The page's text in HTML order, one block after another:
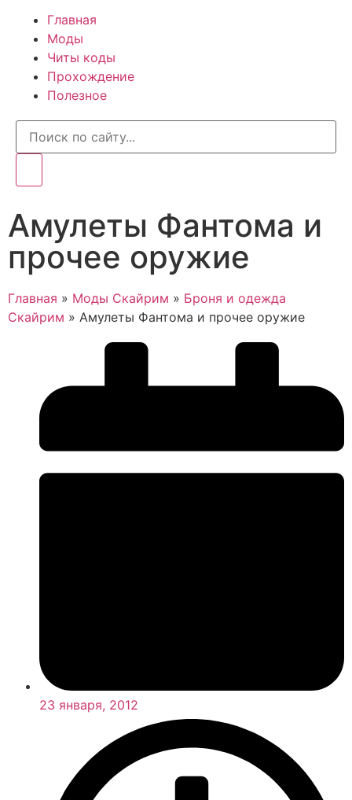
Главная
Моды
Читы коды
Прохождение
Полезное
Амулеты Фантома и
прочее оружие
Главная » Моды Скайрим » Броня и одежда
Скайрим » Амулеты Фантома и прочее оружие
23 января, 2012